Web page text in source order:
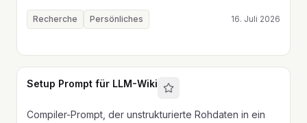
Recherche Persönliches 16. Juli 2026
Setup Prompt für LLM-Wiki
Compiler-Prompt, der unstrukturierte Rohdaten in ein